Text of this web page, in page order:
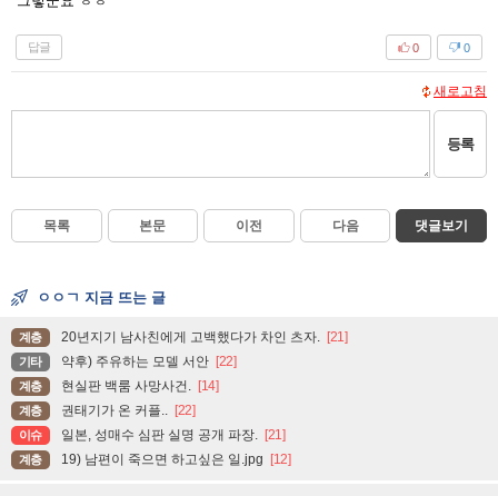
답글 0
0
새로고침
등록
목록 본문 이전 다음 댓글보기
ㅇㅇㄱ 지금 뜨는 글
계층 20년지기 남사친에게 고백했다가 차인 츠자. [21]
기타 약후) 주유하는 모델 서안 [22]
계층 현실판 백룸 사망사건. [14]
계층 권태기가 온 커플.. [22]
이슈 일본, 성매수 심판 실명 공개 파장. [21]
계층 19) 남편이 죽으면 하고싶은 일.jpg [12]